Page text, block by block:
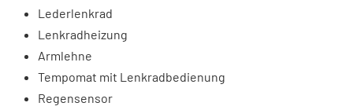
Lederlenkrad
Lenkradheizung
Armlehne
Tempomat mit Lenkradbedienung
Regensensor